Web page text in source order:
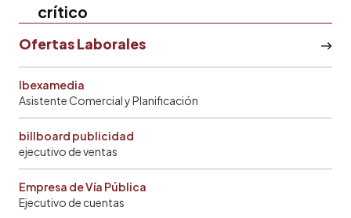
crítico
Ofertas Laborales
Ibexamedia
Asistente Comercial y Planificación
billboard publicidad
ejecutivo de ventas
Empresa de Vía Pública
Ejecutivo de cuentas